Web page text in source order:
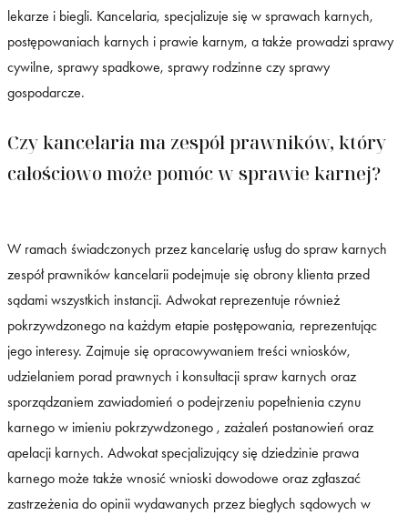
lekarze i biegli. Kancelaria, specjalizuje się w sprawach karnych,
postępowaniach karnych i prawie karnym, a także prowadzi sprawy
cywilne, sprawy spadkowe, sprawy rodzinne czy sprawy
gospodarcze.
Czy kancelaria ma zespół prawników, który
całościowo może pomóc w sprawie karnej?
W ramach świadczonych przez kancelarię usług do spraw karnych
zespół prawników kancelarii podejmuje się obrony klienta przed
sądami wszystkich instancji. Adwokat reprezentuje również
pokrzywdzonego na każdym etapie postępowania, reprezentując
jego interesy. Zajmuje się opracowywaniem treści wniosków,
udzielaniem porad prawnych i konsultacji spraw karnych oraz
sporządzaniem zawiadomień o podejrzeniu popełnienia czynu
karnego w imieniu pokrzywdzonego , zażaleń postanowień oraz
apelacji karnych. Adwokat specjalizujący się dziedzinie prawa
karnego może także wnosić wnioski dowodowe oraz zgłaszać
zastrzeżenia do opinii wydawanych przez biegłych sądowych w